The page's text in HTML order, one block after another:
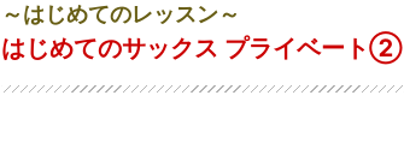
～はじめてのレッスン～
はじめてのサックス プライベート②